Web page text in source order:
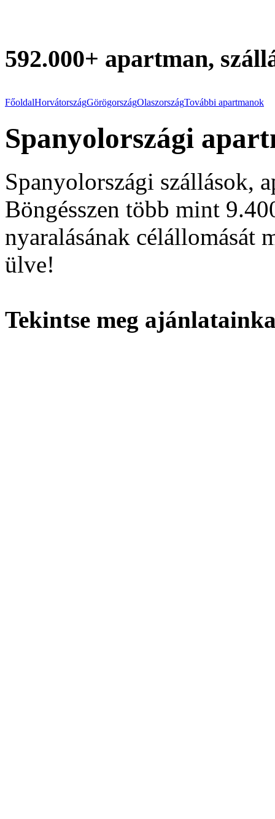
592.000+ apartman,
FőoldalHorvátországGörögországOlaszországTovábbi apartmanok
Spanyolországi
Spanyolországi szállások,
Böngésszen több mint
nyaralásának célállomását
ülve!
Tekintse meg